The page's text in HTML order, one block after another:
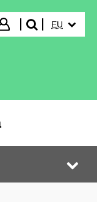
saioa
bilatu"
EU